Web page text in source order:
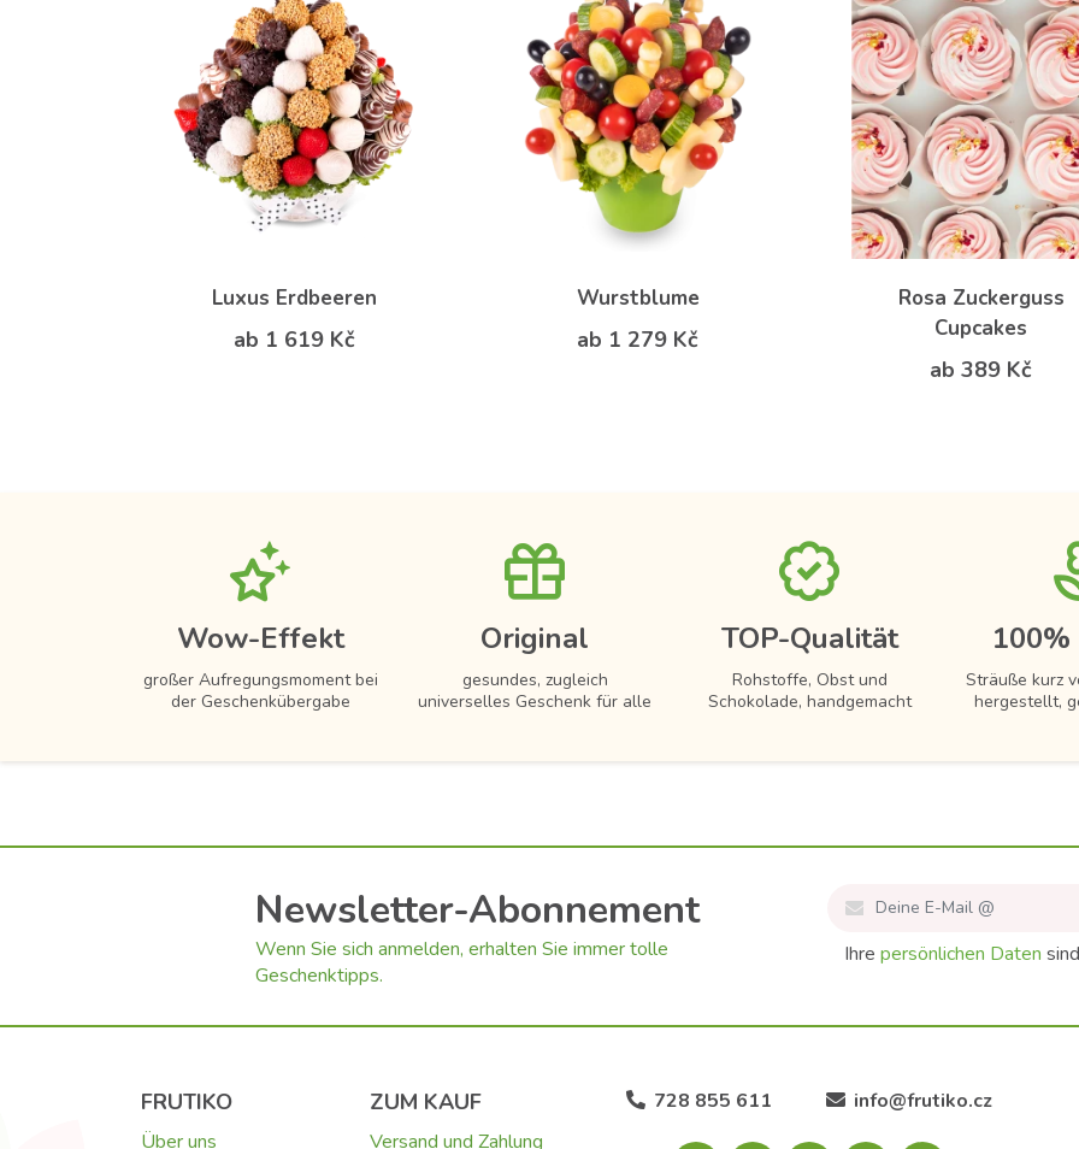
Luxus Erdbeeren
ab 1 619 Kč
Wurstblume
ab 1 279 Kč
Rosa Zuckerguss
Cupcakes
ab 389 Kč
Wow-Effekt
großer Aufregungsmoment bei
der Geschenkübergabe
Original
gesundes, zugleich
universelles Geschenk für alle
TOP-Qualität
Rohstoffe, Obst und
Schokolade, handgemacht
100%
Sträuße kurz
hergestellt,
Newsletter-Abonnement
Wenn Sie sich anmelden, erhalten Sie immer tolle
Geschenktipps.
Ihre persönlichen Daten
728 855 611 info@frutiko.cz
FRUTIKO
Über uns
ZUM KAUF
Versand und Zahlung